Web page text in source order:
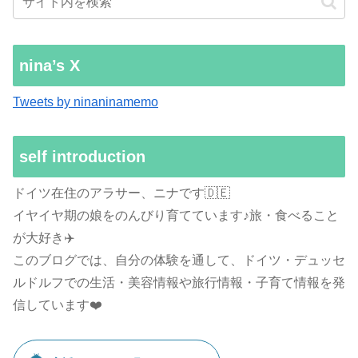
nina’s X
Tweets by ninaninamemo
self introduction
ドイツ在住のアラサー、ニナです🇩🇪
イヤイヤ期の娘をのんびり育てています♪旅・食べること
が大好き✈️
このブログでは、自分の体験を通して、ドイツ・デュッセ
ルドルフでの生活・美容情報や旅行情報・子育て情報を発
信しています❤️